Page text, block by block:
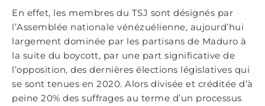
En effet, les membres du TSJ sont désignés par
l’Assemblée nationale vénézuélienne, aujourd’hui
largement dominée par les partisans de Maduro à
la suite du boycott, par une part significative de
l’opposition, des dernières élections législatives qui
se sont tenues en 2020. Alors divisée et créditée d’à
peine 20% des suffrages au terme d’un processus